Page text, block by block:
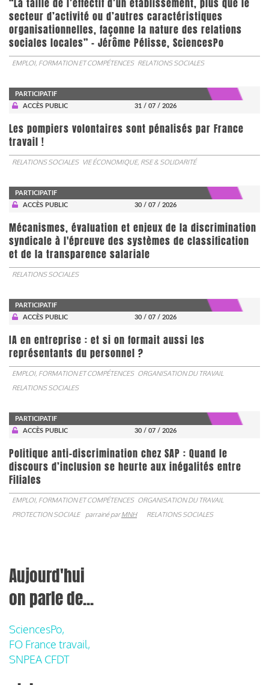
“La taille de l’effectif d’un établissement, plus que le
secteur d’activité ou d’autres caractéristiques
organisationnelles, façonne la nature des relations
sociales locales” - Jérôme Pélisse, SciencesPo
EMPLOI, FORMATION ET COMPÉTENCES RELATIONS SOCIALES
PARTICIPATIF
ACCÈS PUBLIC
31 / 07 / 2026
Les pompiers volontaires sont pénalisés par France
travail !
RELATIONS SOCIALES VIE ÉCONOMIQUE, RSE & SOLIDARITÉ
PARTICIPATIF
ACCÈS PUBLIC
30 / 07 / 2026
Mécanismes, évaluation et enjeux de la discrimination
syndicale à l'épreuve des systèmes de classification
et de la transparence salariale
RELATIONS SOCIALES
PARTICIPATIF
ACCÈS PUBLIC
30 / 07 / 2026
IA en entreprise : et si on formait aussi les
représentants du personnel ?
EMPLOI, FORMATION ET COMPÉTENCES ORGANISATION DU TRAVAIL
RELATIONS SOCIALES
PARTICIPATIF
ACCÈS PUBLIC
30 / 07 / 2026
Politique anti-discrimination chez SAP : Quand le
discours d’inclusion se heurte aux inégalités entre
Filiales
EMPLOI, FORMATION ET COMPÉTENCES ORGANISATION DU TRAVAIL
PROTECTION SOCIALE
parrainé parMNH RELATIONS SOCIALES
Aujourd'hui
on parle de...
SciencesPo,
FO France travail,
SNPEA CFDT